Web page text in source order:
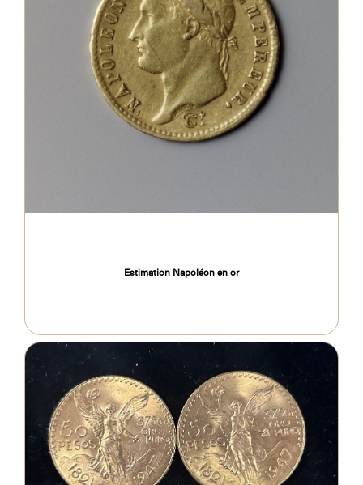
Estimation Napoléon en or